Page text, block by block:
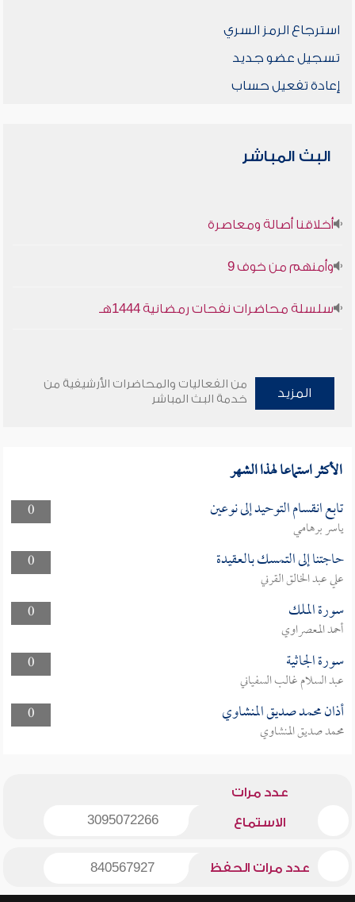
استرجاع الرمز السري
تسجيل عضو جديد
إعادة تفعيل حساب
البث المباشر
أخلاقنا أصالة ومعاصرة
وأمنهم من خوف 9
سلسلة محاضرات نفحات رمضانية 1444هـ
المزيد
من الفعاليات والمحاضرات الأرشيفية من
خدمة البث المباشر
الأكثر استماعا لهذا الشهر
0 تابع انقسام التوحيد إلى نوعين
ياسر برهامي
0
حاجتنا إلى التمسك بالعقيدة
علي عبد الخالق القرني
0
سورة الملك
أحمد المعصراوي
0
سورة الجاثية
عبد السلام غالب السفياني
0
أذان محمد صديق المنشاوي
محمد صديق المنشاوي
عدد مرات
الاستماع 3095072266
عدد مرات الحفظ 840567927